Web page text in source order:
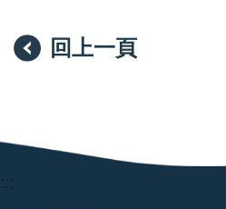
回上一頁
:::